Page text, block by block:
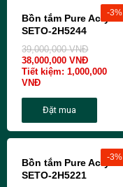
-3%
Bồn tắm Pure Acrylic
SETO-2H5244
39,000,000VNĐ
38,000,000VNĐ
Tiết kiệm:1,000,000
VNĐ
Đặt mua
-3%
Bồn tắm Pure Acrylic
SETO-2H5221